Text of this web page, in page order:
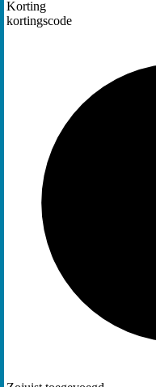
Korting
kortingscode